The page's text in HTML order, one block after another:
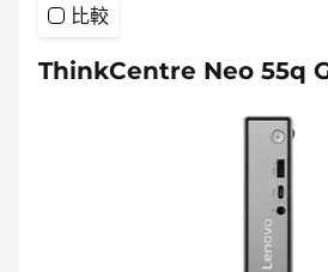
比較
ThinkCentre Neo 55q